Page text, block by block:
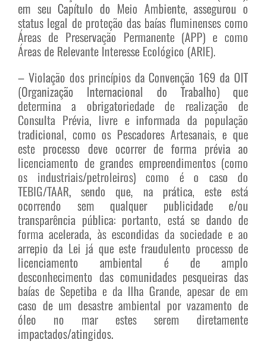
em seu Capítulo do Meio Ambiente, assegurou o
status legal de proteção das baías fluminenses como
Áreas de Preservação Permanente (APP) e como
Áreas de Relevante Interesse Ecológico (ARIE).
– Violação dos princípios da Convenção 169 da OIT
(Organização Internacional do Trabalho) que
determina a obrigatoriedade de realização de
Consulta Prévia, livre e informada da população
tradicional, como os Pescadores Artesanais, e que
este processo deve ocorrer de forma prévia ao
licenciamento de grandes empreendimentos (como
os industriais/petroleiros) como é o caso do
TEBIG/TAAR, sendo que, na prática, este está
ocorrendo sem qualquer publicidade e/ou
transparência pública: portanto, está se dando de
forma acelerada, às escondidas da sociedade e ao
arrepio da Lei já que este fraudulento processo de
licenciamento ambiental é de amplo
desconhecimento das comunidades pesqueiras das
baías de Sepetiba e da Ilha Grande, apesar de em
caso de um desastre ambiental por vazamento de
óleo no mar estes serem diretamente
impactados/atingidos.